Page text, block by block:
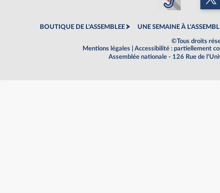
BOUTIQUE DE L'ASSEMBLEE UNE SEMAINE À
©Tous droits
Mentions légales
Accessibilité : partiellement
Assemblée nationale - 126 Rue de